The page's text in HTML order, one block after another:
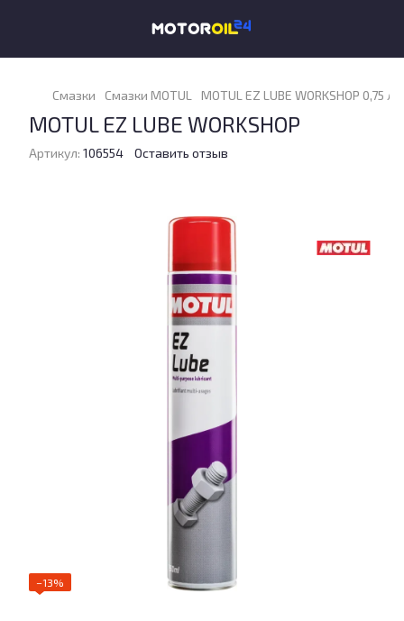
Смазки Смазки MOTUL MOTUL EZ LUBE WORKSHOP 0,75 л
MOTUL EZ LUBE WORKSHOP
Артикул: 106554 Оставить отзыв
−13%